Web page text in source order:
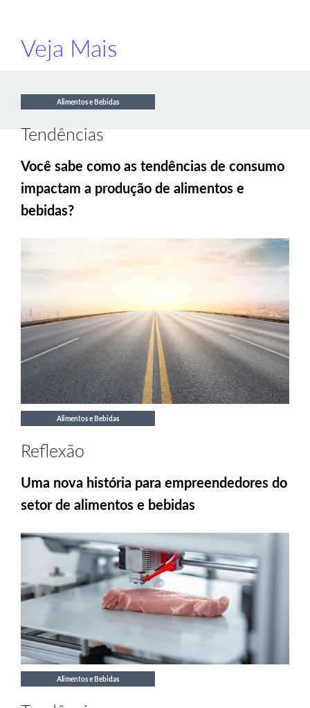
Veja Mais
Alimentos e Bebidas
Tendências
Você sabe como as tendências de consumo
impactam a produção de alimentos e
bebidas?
Alimentos e Bebidas
Reflexão
Uma nova história para empreendedores do
setor de alimentos e bebidas
Alimentos e Bebidas